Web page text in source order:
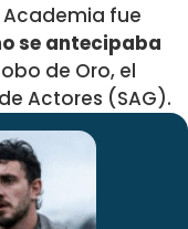
fue
se antecipaba
de Oro, el
Actores (SAG).